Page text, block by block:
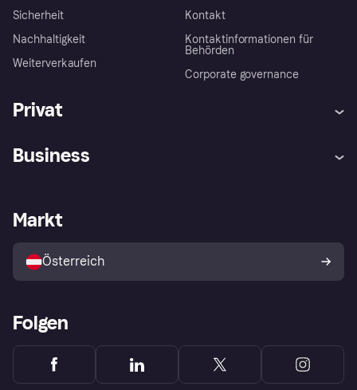
Sicherheit
Nachhaltigkeit
Weiterverkaufen
Kontakt
Kontaktinformationen für
Behörden
Corporate governance
Privat
Shops entdecken
Business
Händlerportal
Markt
Österreich
Folgen